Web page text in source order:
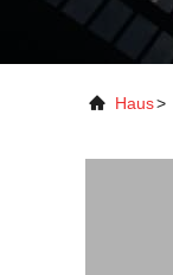
Haus>